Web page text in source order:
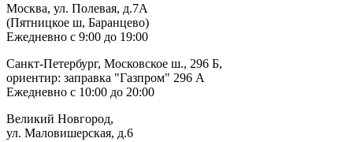
Москва, ул. Полевая, д.7А
(Пятницкое ш, Баранцево)
Ежедневно с 9:00 до 19:00
Санкт-Петербург, Московское ш., 296 Б,
ориентир: заправка "Газпром" 296 А
Ежедневно с 10:00 до 20:00
Великий Новгород,
ул. Маловишерская, д.6